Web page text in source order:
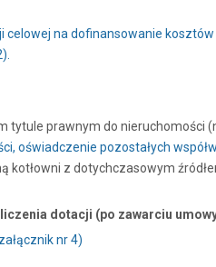
celowej na dofinansowanie
tytule prawnym do nieruchomości
oświadczenie pozostałych
kotłowni z dotychczasowym
dotacji (po zawarciu
nr 4)